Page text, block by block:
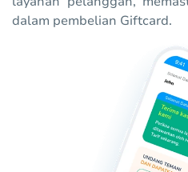
dalam pembelian Giftcard.